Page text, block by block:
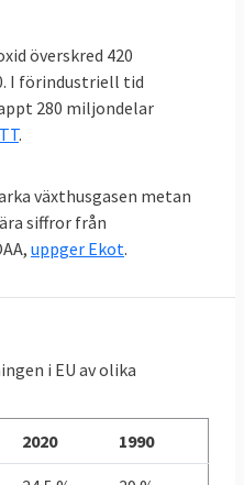
framgår vilka
Svenskarna
i EU räknat
delad tredje plats
och
2021 Förändring
2,93 - 9 %
4,21
- 16 %
överskred 420
I förindustriell tid
280 miljondelar
.
växthusgasen metan
siffror från
uppger Ekot.
i EU av olika
2020 1990